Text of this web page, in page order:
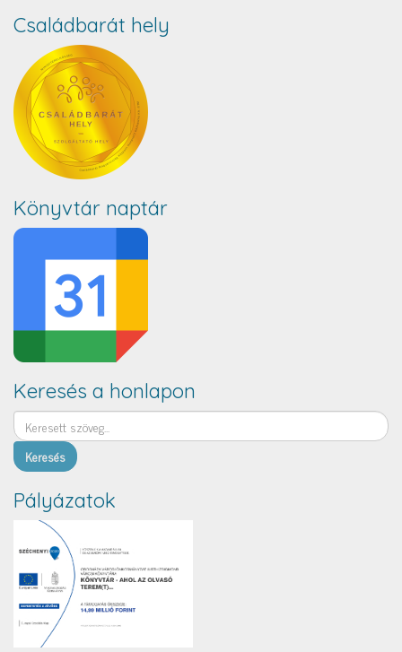
Családbarát hely
Könyvtár naptár
Keresés a honlapon
Keresés
Pályázatok